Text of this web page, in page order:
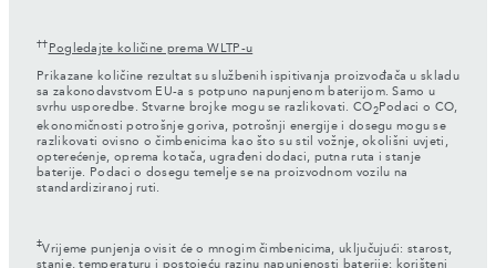
†† Pogledajte količine prema WLTP-u
Prikazane količine rezultat su službenih ispitivanja proizvođača u skladu
sa zakonodavstvom EU-a s potpuno napunjenom baterijom. Samo u
svrhu usporedbe. Stvarne brojke mogu se razlikovati. CO2Podaci o CO,
ekonomičnosti potrošnje goriva, potrošnji energije i dosegu mogu se
razlikovati ovisno o čimbenicima kao što su stil vožnje, okolišni uvjeti,
opterećenje, oprema kotača, ugrađeni dodaci, putna ruta i stanje
baterije. Podaci o dosegu temelje se na proizvodnom vozilu na
standardiziranoj ruti.
‡Vrijeme punjenja ovisit će o mnogim čimbenicima, uključujući: starost,
stanje, temperaturu i postojeću razinu napunjenosti baterije; korišteni